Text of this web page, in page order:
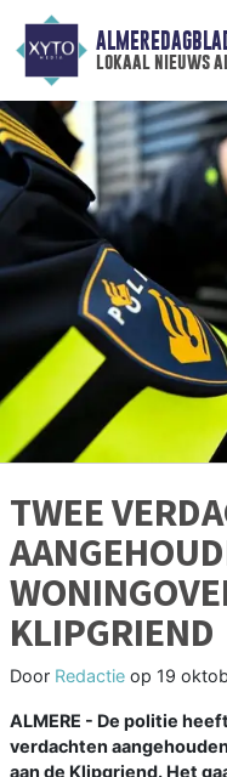
lokaal nieuws
TWEE
KLIPGRIEND
Door Redactie op 19
ALMERE - De politie
verdachten
aan de Klipgriend. Het